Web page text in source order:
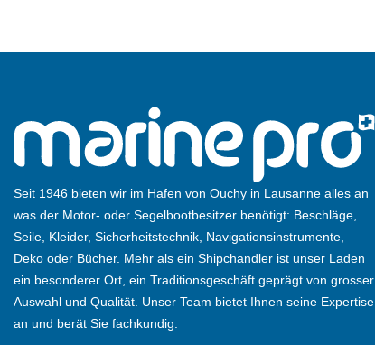
Seit 1946 bieten wir im Hafen von Ouchy in Lausanne alles an
was der Motor- oder Segelbootbesitzer benötigt: Beschläge,
Seile, Kleider, Sicherheitstechnik, Navigationsinstrumente,
Deko oder Bücher. Mehr als ein Shipchandler ist unser Laden
ein besonderer Ort, ein Traditionsgeschäft geprägt von grosser
Auswahl und Qualität. Unser Team bietet Ihnen seine Expertise
an und berät Sie fachkundig.